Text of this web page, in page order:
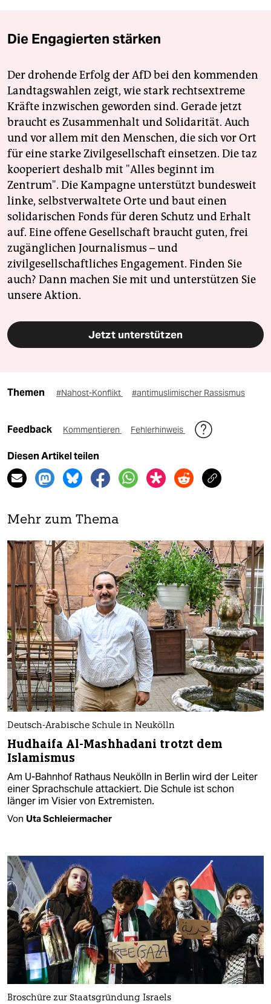
Die Engagierten stärken
Der drohende Erfolg der AfD bei den kommenden
Landtagswahlen zeigt, wie stark rechtsextreme
Kräfte inzwischen geworden sind. Gerade jetzt
braucht es Zusammenhalt und Solidarität. Auch
und vor allem mit den Menschen, die sich vor Ort
für eine starke Zivilgesellschaft einsetzen. Die taz
kooperiert deshalb mit "Alles beginnt im
Zentrum". Die Kampagne unterstützt bundesweit
linke, selbstverwaltete Orte und baut einen
solidarischen Fonds für deren Schutz und Erhalt
auf. Eine offene Gesellschaft braucht guten, frei
zugänglichen Journalismus – und
zivilgesellschaftliches Engagement. Finden Sie
auch? Dann machen Sie mit und unterstützen Sie
unsere Aktion.
Jetzt unterstützen
Themen #Nahost-Konflikt #antimuslimischer Rassismus
Feedback Kommentieren Fehlerhinweis
Diesen Artikel teilen
Mehr zum Thema
Deutsch-Arabische Schule in Neukölln
Hudhaifa Al-Mashhadani trotzt dem
Islamismus
Am U-Bahnhof Rathaus Neukölln in Berlin wird der Leiter
einer Sprachschule attackiert. Die Schule ist schon
länger im Visier von Extremisten.
Von Uta Schleiermacher
Broschüre zur Staatsgründung Israels